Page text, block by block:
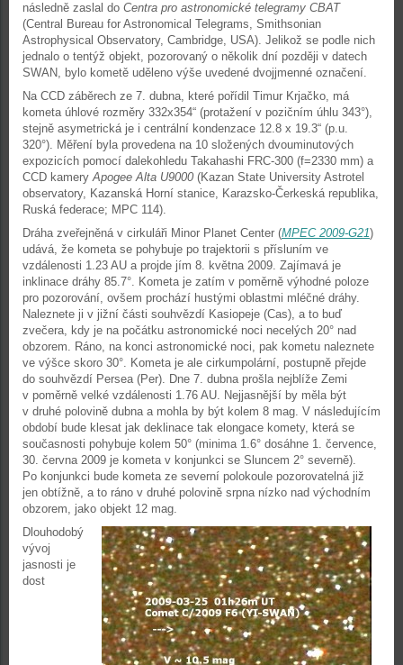
následně zaslal do Centra pro astronomické telegramy CBAT
(Central Bureau for Astronomical Telegrams, Smithsonian
Astrophysical Observatory, Cambridge, USA). Jelikož se podle nich
jednalo o tentýž objekt, pozorovaný o několik dní později v datech
SWAN, bylo kometě uděleno výše uvedené dvojjmenné označení.
Na CCD záběrech ze 7. dubna, které pořídil Timur Krjačko, má
kometa úhlové rozměry 332x354“ (protažení v pozičním úhlu 343°),
stejně asymetrická je i centrální kondenzace 12.8 x 19.3“ (p.u.
320°). Měření byla provedena na 10 složených dvouminutových
expozicích pomocí dalekohledu Takahashi FRC-300 (f=2330 mm) a
CCD kameryApogee Alta U9000 (Kazan State University Astrotel
observatory, Kazanská Horní stanice, Karazsko-Čerkeská republika,
Ruská federace; MPC 114).
Dráha zveřejněná v cirkuláři Minor Planet Center (MPEC 2009-G21)
udává, že kometa se pohybuje po trajektorii s přísluním ve
vzdálenosti 1.23 AU a projde jím 8. května 2009. Zajímavá je
inklinace dráhy 85.7°. Kometa je zatím v poměrně výhodné poloze
pro pozorování, ovšem prochází hustými oblastmi mléčné dráhy.
Naleznete ji v jižní části souhvězdí Kasiopeje (Cas), a to buď
zvečera, kdy je na počátku astronomické noci necelých 20° nad
obzorem. Ráno, na konci astronomické noci, pak kometu naleznete
ve výšce skoro 30°. Kometa je ale cirkumpolární, postupně přejde
do souhvězdí Persea (Per). Dne 7. dubna prošla nejblíže Zemi
v poměrně velké vzdálenosti 1.76 AU. Nejjasnější by měla být
v druhé polovině dubna a mohla by být kolem 8 mag. V následujícím
období bude klesat jak deklinace tak elongace komety, která se
současnosti pohybuje kolem 50° (minima 1.6° dosáhne 1. července,
30. června 2009 je kometa v konjunkci se Sluncem 2° severně).
Po konjunkci bude kometa ze severní polokoule pozorovatelná již
jen obtížně, a to ráno v druhé polovině srpna nízko nad východním
obzorem, jako objekt 12 mag.
Dlouhodobý
vývoj
jasnosti je
dost